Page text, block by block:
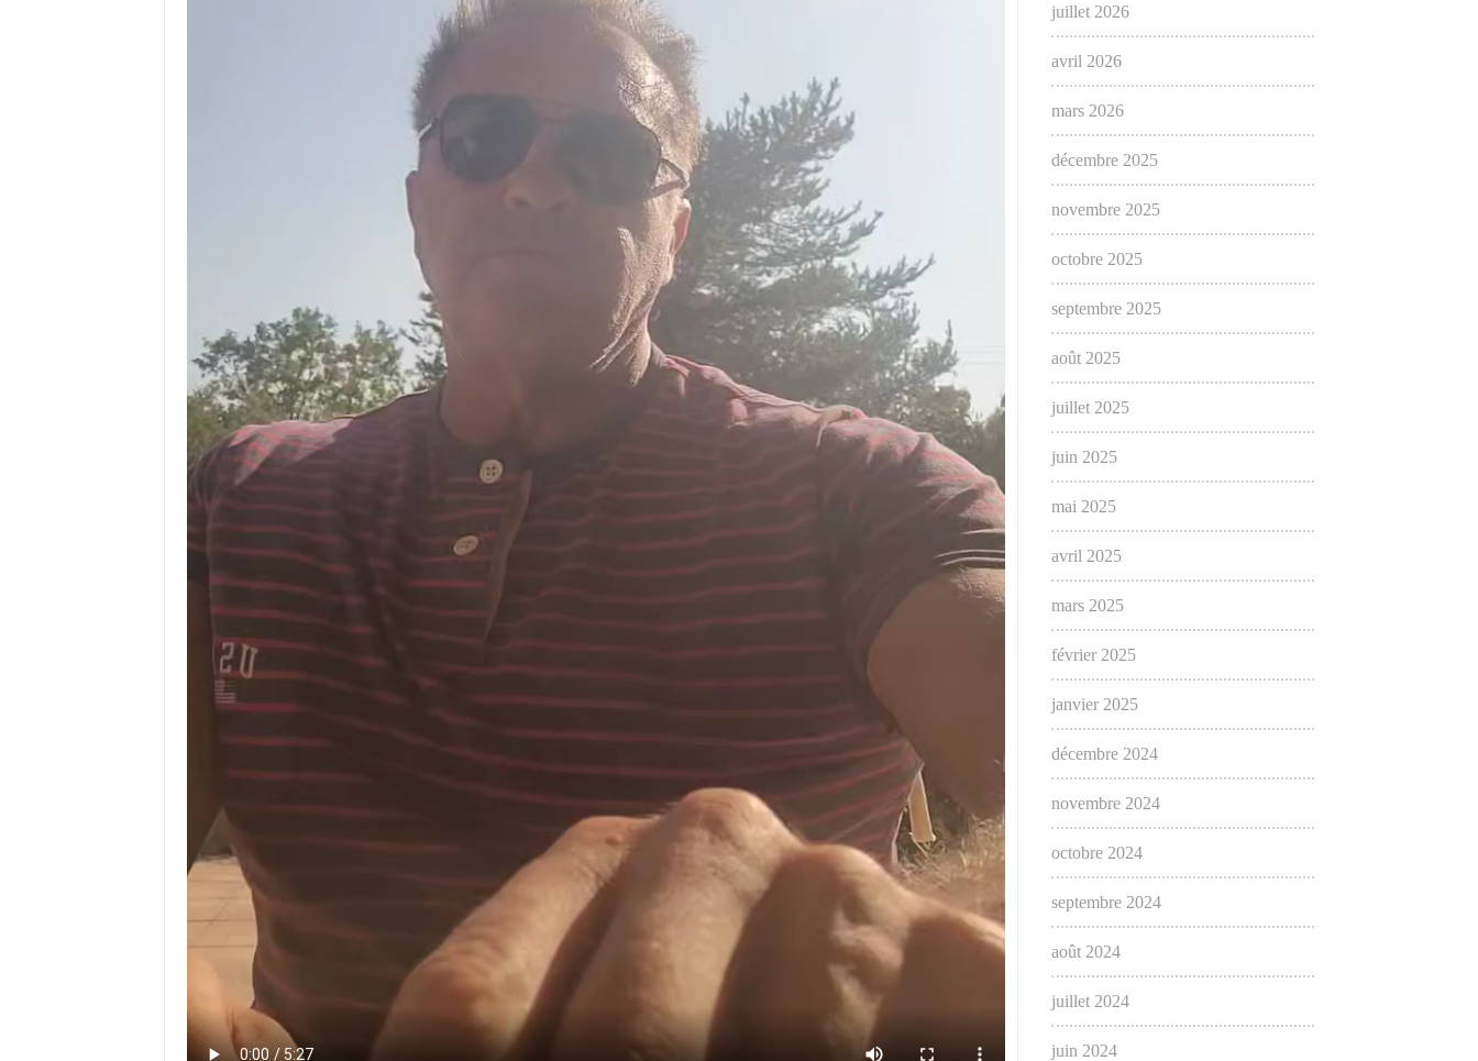
juillet 2026
avril 2026
mars 2026
décembre 2025
novembre 2025
octobre 2025
septembre 2025
août 2025
juillet 2025
juin 2025
mai 2025
avril 2025
mars 2025
février 2025
janvier 2025
décembre 2024
novembre 2024
octobre 2024
septembre 2024
août 2024
juillet 2024
juin 2024